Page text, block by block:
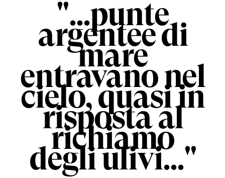
"...punte
argentee di
mare
entravano nel
cielo, quasi in
risposta al
richiamo
degli ulivi..."